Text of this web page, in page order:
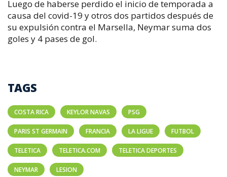
Luego de haberse perdido el inicio de temporada a
causa del covid-19 y otros dos partidos después de
su expulsión contra el Marsella, Neymar suma dos
goles y 4 pases de gol.
TAGS
COSTA RICA KEYLOR NAVAS PSG
PARIS ST GERMAIN FRANCIA LA LIGUE FUTBOL
TELETICA TELETICA.COM TELETICA DEPORTES
NEYMAR LESION